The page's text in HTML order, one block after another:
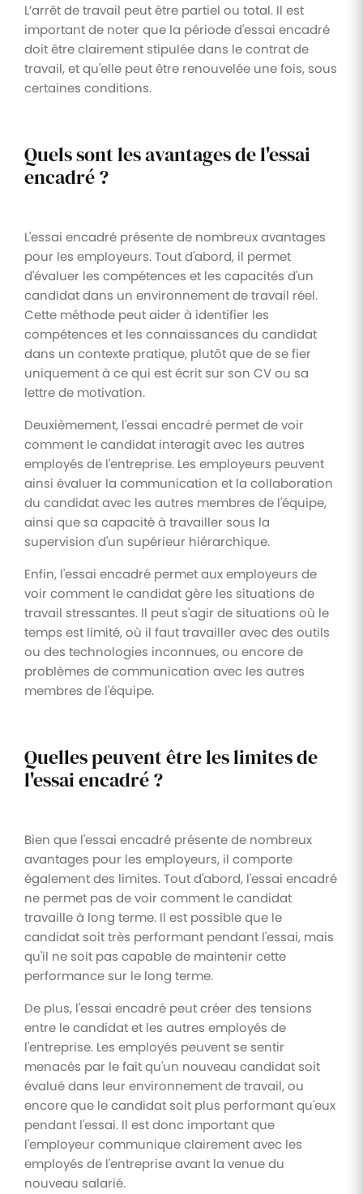
L’arrêt de travail peut être partiel ou total. Il est
important de noter que la période d'essai encadré
doit être clairement stipulée dans le contrat de
travail, et qu'elle peut être renouvelée une fois, sous
certaines conditions.
Quels sont les avantages de l'essai
encadré ?
L'essai encadré présente de nombreux avantages
pour les employeurs. Tout d'abord, il permet
d'évaluer les compétences et les capacités d'un
candidat dans un environnement de travail réel.
Cette méthode peut aider à identifier les
compétences et les connaissances du candidat
dans un contexte pratique, plutôt que de se fier
uniquement à ce qui est écrit sur son CV ou sa
lettre de motivation.
Deuxièmement, l'essai encadré permet de voir
comment le candidat interagit avec les autres
employés de l'entreprise. Les employeurs peuvent
ainsi évaluer la communication et la collaboration
du candidat avec les autres membres de l'équipe,
ainsi que sa capacité à travailler sous la
supervision d'un supérieur hiérarchique.
Enfin, l'essai encadré permet aux employeurs de
voir comment le candidat gère les situations de
travail stressantes. Il peut s'agir de situations où le
temps est limité, où il faut travailler avec des outils
ou des technologies inconnues, ou encore de
problèmes de communication avec les autres
membres de l'équipe.
Quelles peuvent être les limites de
l'essai encadré ?
Bien que l'essai encadré présente de nombreux
avantages pour les employeurs, il comporte
également des limites. Tout d'abord, l'essai encadré
ne permet pas de voir comment le candidat
travaille à long terme. Il est possible que le
candidat soit très performant pendant l'essai, mais
qu'il ne soit pas capable de maintenir cette
performance sur le long terme.
De plus, l'essai encadré peut créer des tensions
entre le candidat et les autres employés de
l'entreprise. Les employés peuvent se sentir
menacés par le fait qu'un nouveau candidat soit
évalué dans leur environnement de travail, ou
encore que le candidat soit plus performant qu'eux
pendant l'essai. Il est donc important que
l'employeur communique clairement avec les
employés de l'entreprise avant la venue du
nouveau salarié.